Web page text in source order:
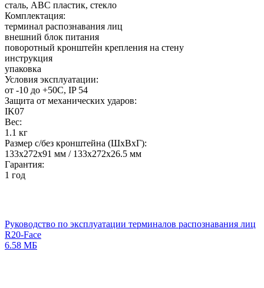
сталь, АВС пластик, стекло
Комплектация:
терминал распознавания лиц
внешний блок питания
поворотный кронштейн крепления на стену
инструкция
упаковка
Условия эксплуатации:
от -10 до +50C, IP 54
Защита от механических ударов:
IK07
Вес:
1.1 кг
Размер с/без кронштейна (ШхВхГ):
133х272х91 мм / 133х272х26.5 мм
Гарантия:
1 год
Руководство по эксплуатации терминалов распознавания лиц
R20-Face
6.58 МБ